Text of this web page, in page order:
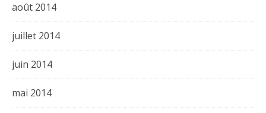
août 2014
juillet 2014
juin 2014
mai 2014